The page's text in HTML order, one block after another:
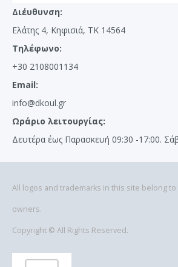
Διέυθυνση:
Ελάτης 4, Κηφισιά, ΤΚ 14564
Τηλέφωνο:
+30 2108001134
Email:
info@dkoul.gr
Ωράριο λειτουργίας:
Δευτέρα έως Παρασκευή 09:30 -17:00.
All logos and trademarks in this site belong
owners.
Copyright © All Rights Reserved.